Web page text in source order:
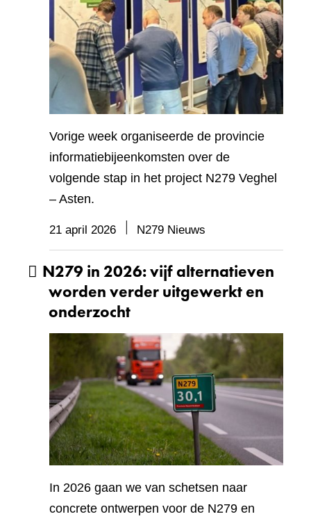
Vorige week organiseerde de provincie
informatiebijeenkomsten over de
volgende stap in het project N279 Veghel
– Asten.
21 april 2026 N279 Nieuws
N279 in 2026: vijf alternatieven
worden verder uitgewerkt en
onderzocht
In 2026 gaan we van schetsen naar
concrete ontwerpen voor de N279 en